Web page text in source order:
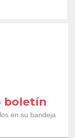
boletín
en su bandeja